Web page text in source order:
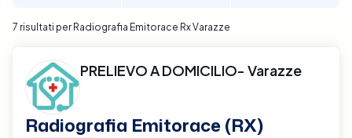
7 risultati per Radiografia Emitorace Rx Varazze
PRELIEVO A DOMICILIO- Varazze
Radiografia Emitorace (RX)